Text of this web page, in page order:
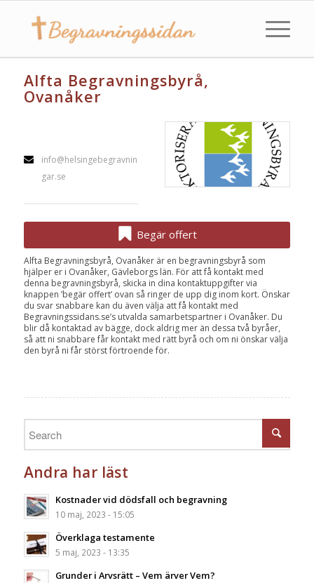
Alfta Begravningsbyrå,
Ovanåker
info@helsingebegravnin
gar.se
Begär offert
Alfta Begravningsbyrå, Ovanåker är en begravningsbyrå som
hjälper er i Ovanåker, Gävleborgs län. För att få kontakt med
denna begravningsbyrå, skicka in dina kontaktuppgifter via
knappen ’begär offert’ ovan så ringer de upp dig inom kort. Önskar
du svar snabbare kan du även välja att få kontakt med
Begravningssidans.se’s utvalda samarbetspartner i Ovanåker. Du
blir då kontaktad av bägge, dock aldrig mer än dessa två byråer,
så att ni snabbare får kontakt med rätt byrå och om ni önskar välja
den byrå ni får störst förtroende för.
Andra har läst
Kostnader vid dödsfall och begravning
10 maj, 2023 - 15:05
Överklaga testamente
5 maj, 2023 - 13:35
Grunder i Arvsrätt – Vem ärver Vem?